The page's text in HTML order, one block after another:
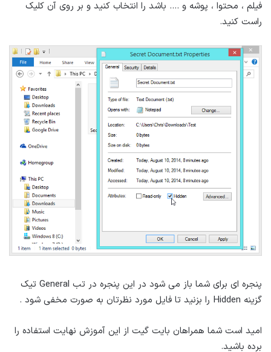
فیلم ، محتوا ، پوشه و …. باشد را انتخاب کنید و بر روی آن کلیک
راست کنید.
پنجره ای برای شما باز می شود در این پنجره در تب General تیک
گزینه Hidden را بزنید تا فایل مورد نظرتان به صورت مخفی شود .
امید است شما همراهان بایت گیت از این آموزش نهایت استفاده را
برده باشید.